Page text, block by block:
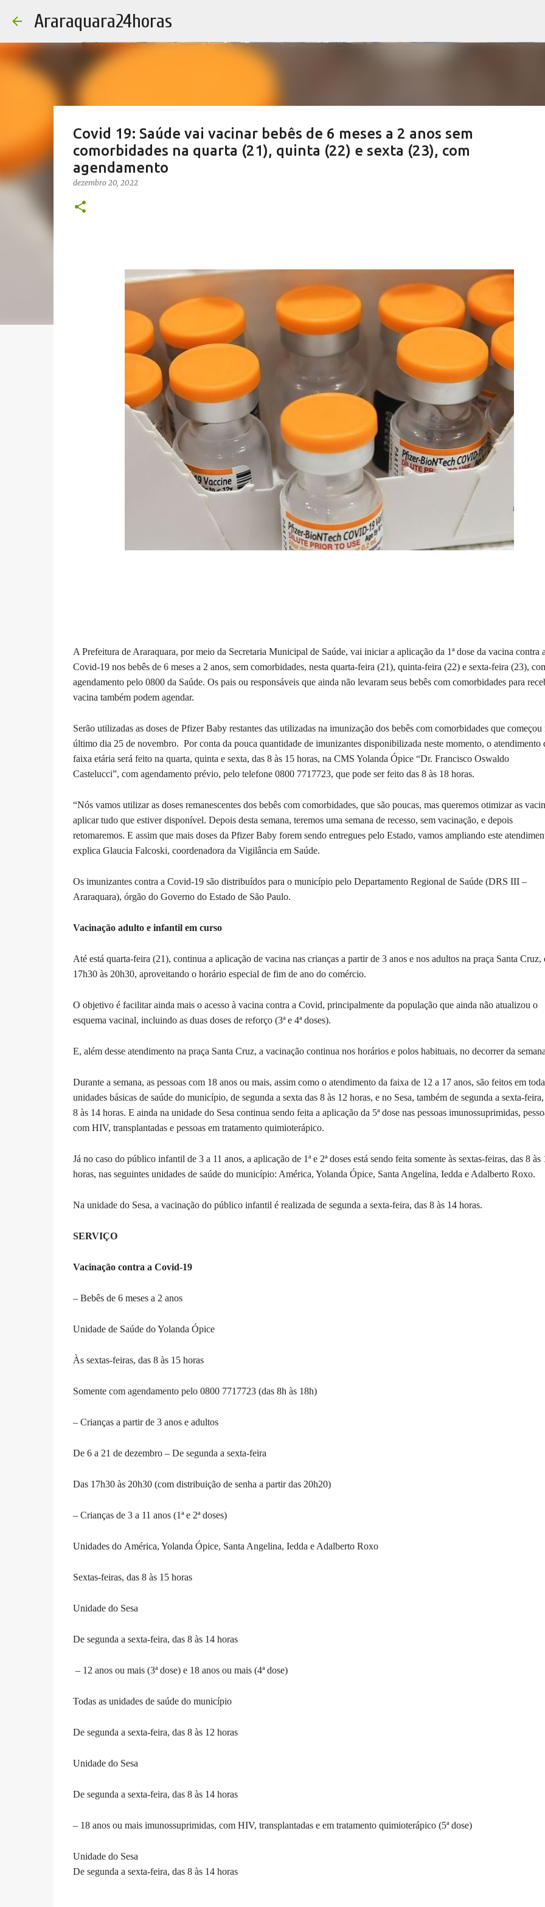
Araraquara24horas
Covid 19: Saúde vai vacinar bebês de 6 meses a 2 anos sem
comorbidades na quarta (21), quinta (22) e sexta (23), com
agendamento
dezembro 20, 2022
A Prefeitura de Araraquara, por meio da Secretaria Municipal de Saúde, vai iniciar a aplicação da 1ª dose da vacina contra a
Covid-19 nos bebês de 6 meses a 2 anos, sem comorbidades, nesta quarta-feira (21), quinta-feira (22) e sexta-feira (23),
agendamento pelo 0800 da Saúde. Os pais ou responsáveis que ainda não levaram seus bebês com comorbidades para
vacina também podem agendar.
Serão utilizadas as doses de Pfizer Baby restantes das utilizadas na imunização dos bebês com comorbidades que começou
último dia 25 de novembro. Por conta da pouca quantidade de imunizantes disponibilizada neste momento, o atendimento
faixa etária será feito na quarta, quinta e sexta, das 8 às 15 horas, na CMS Yolanda Ópice “Dr. Francisco Oswaldo
Castelucci”, com agendamento prévio, pelo telefone 0800 7717723, que pode ser feito das 8 às 18 horas.
“Nós vamos utilizar as doses remanescentes dos bebês com comorbidades, que são poucas, mas queremos otimizar as
aplicar tudo que estiver disponível. Depois desta semana, teremos uma semana de recesso, sem vacinação, e depois
retomaremos. E assim que mais doses da Pfizer Baby forem sendo entregues pelo Estado, vamos ampliando este
explica Glaucia Falcoski, coordenadora da Vigilância em Saúde.
Os imunizantes contra a Covid-19 são distribuídos para o município pelo Departamento Regional de Saúde (DRS III –
Araraquara), órgão do Governo do Estado de São Paulo.
Vacinação adulto e infantil em curso
Até está quarta-feira (21), continua a aplicação de vacina nas crianças a partir de 3 anos e nos adultos na praça Santa Cruz,
17h30 às 20h30, aproveitando o horário especial de fim de ano do comércio.
O objetivo é facilitar ainda mais o acesso à vacina contra a Covid, principalmente da população que ainda não atualizou o
esquema vacinal, incluindo as duas doses de reforço (3ª e 4ª doses).
E, além desse atendimento na praça Santa Cruz, a vacinação continua nos horários e polos habituais, no decorrer da
Durante a semana, as pessoas com 18 anos ou mais, assim como o atendimento da faixa de 12 a 17 anos, são feitos em
unidades básicas de saúde do município, de segunda a sexta das 8 às 12 horas, e no Sesa, também de segunda a sexta-feira,
8 às 14 horas. E ainda na unidade do Sesa continua sendo feita a aplicação da 5ª dose nas pessoas imunossuprimidas,
com HIV, transplantadas e pessoas em tratamento quimioterápico.
Já no caso do público infantil de 3 a 11 anos, a aplicação de 1ª e 2ª doses está sendo feita somente às sextas-feiras, das 8 às
horas, nas seguintes unidades de saúde do município: América, Yolanda Ópice, Santa Angelina, Iedda e Adalberto Roxo.
Na unidade do Sesa, a vacinação do público infantil é realizada de segunda a sexta-feira, das 8 às 14 horas.
SERVIÇO
Vacinação contra a Covid-19
– Bebês de 6 meses a 2 anos
Unidade de Saúde do Yolanda Ópice
Às sextas-feiras, das 8 às 15 horas
Somente com agendamento pelo 0800 7717723 (das 8h às 18h)
– Crianças a partir de 3 anos e adultos
De 6 a 21 de dezembro – De segunda a sexta-feira
Das 17h30 às 20h30 (com distribuição de senha a partir das 20h20)
– Crianças de 3 a 11 anos (1ª e 2ª doses)
Unidades do América, Yolanda Ópice, Santa Angelina, Iedda e Adalberto Roxo
Sextas-feiras, das 8 às 15 horas
Unidade do Sesa
De segunda a sexta-feira, das 8 às 14 horas
– 12 anos ou mais (3ª dose) e 18 anos ou mais (4ª dose)
Todas as unidades de saúde do município
De segunda a sexta-feira, das 8 às 12 horas
Unidade do Sesa
De segunda a sexta-feira, das 8 às 14 horas
– 18 anos ou mais imunossuprimidas, com HIV, transplantadas e em tratamento quimioterápico (5ª dose)
Unidade do Sesa
De segunda a sexta-feira, das 8 às 14 horas